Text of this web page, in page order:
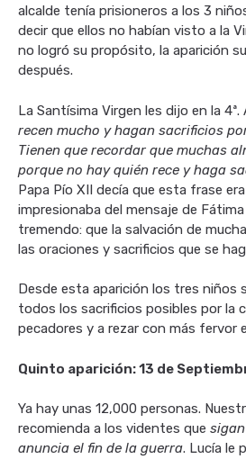
alcalde tenía prisioneros a los 3
decir que ellos no habían visto a la
no logró su propósito, la aparición
después.
La Santísima Virgen les dijo en la 4ª.
recen mucho y hagan sacrificios
Tienen que recordar que muchas
porque no hay quién rece y haga
Papa Pío XII decía que esta frase
impresionaba del mensaje de
tremendo: que la salvación de
las oraciones y sacrificios que se
Desde esta aparición los tres niños
todos los sacrificios posibles por la
pecadores y a rezar con más fervor
Quinto aparición: 13 de
Ya hay unas 12,000 personas.
recomienda a los videntes que
anuncia el fin de la guerra. Lucía le